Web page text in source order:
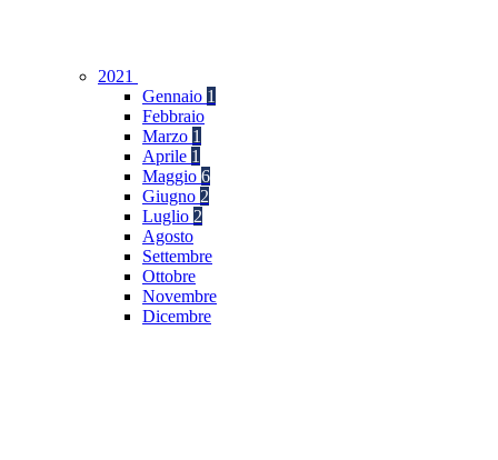
2021
Gennaio 1
Febbraio
Marzo 1
Aprile 1
Maggio 6
Giugno 2
Luglio 2
Agosto
Settembre
Ottobre
Novembre
Dicembre